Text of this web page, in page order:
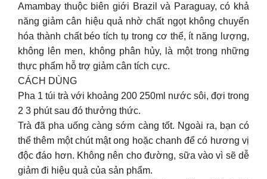
Amambay thuộc biên giới Brazil và Paraguay, có khả
năng giảm cân hiệu quả nhờ chất ngọt không chuyển
hóa thành chất béo tích tụ trong cơ thể, ít năng lượng,
không lên men, không phân hủy, là một trong những
thực phẩm hỗ trợ giảm cân tích cực.
CÁCH DÙNG
Pha 1 túi trà với khoảng 200 250ml nước sôi, đợi trong
2 3 phút sau đó thưởng thức.
Trà đã pha uống càng sớm càng tốt. Ngoài ra, bạn có
thể thêm một chút mật ong hoặc chanh để có hương vị
độc đáo hơn. Không nên cho đường, sữa vào vì sẽ dễ
giảm đi hiệu quả của sản phẩm.